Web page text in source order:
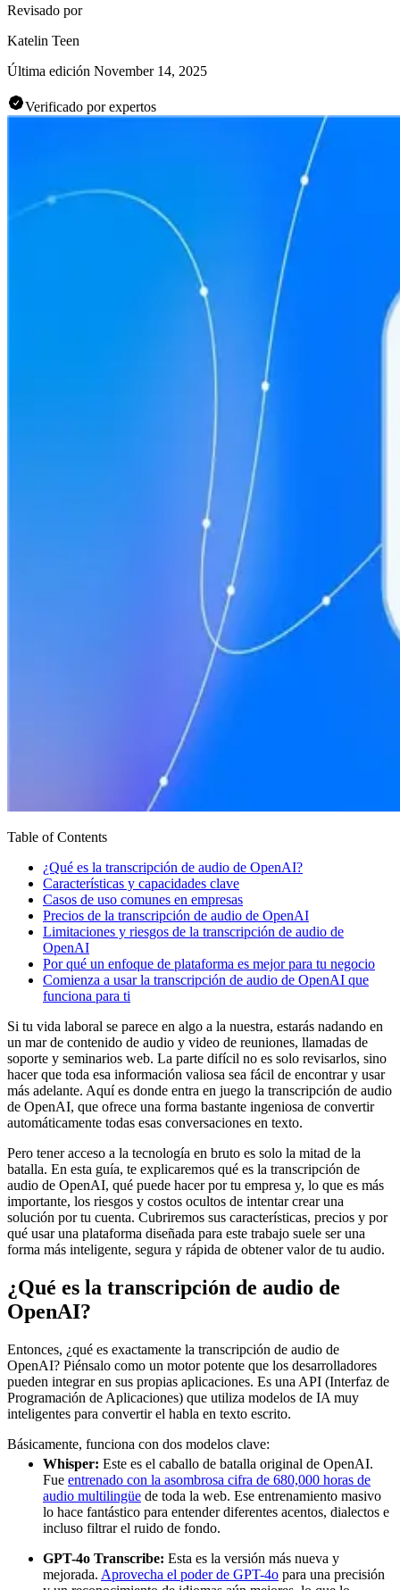
Revisado por
Katelin Teen
Última edición November 14, 2025
Verificado por expertos
Table of Contents
¿Qué es la transcripción de audio de OpenAI?
Características y capacidades clave
Casos de uso comunes en empresas
Precios de la transcripción de audio de OpenAI
Limitaciones y riesgos de la transcripción de audio de
OpenAI
Por qué un enfoque de plataforma es mejor para tu negocio
Comienza a usar la transcripción de audio de OpenAI que
funciona para ti
Si tu vida laboral se parece en algo a la nuestra, estarás nadando en
un mar de contenido de audio y video de reuniones, llamadas de
soporte y seminarios web. La parte difícil no es solo revisarlos, sino
hacer que toda esa información valiosa sea fácil de encontrar y usar
más adelante. Aquí es donde entra en juego la transcripción de audio
de OpenAI, que ofrece una forma bastante ingeniosa de convertir
automáticamente todas esas conversaciones en texto.
Pero tener acceso a la tecnología en bruto es solo la mitad de la
batalla. En esta guía, te explicaremos qué es la transcripción de
audio de OpenAI, qué puede hacer por tu empresa y, lo que es más
importante, los riesgos y costos ocultos de intentar crear una
solución por tu cuenta. Cubriremos sus características, precios y por
qué usar una plataforma diseñada para este trabajo suele ser una
forma más inteligente, segura y rápida de obtener valor de tu audio.
¿Qué es la transcripción de audio de
OpenAI?
Entonces, ¿qué es exactamente la transcripción de audio de
OpenAI? Piénsalo como un motor potente que los desarrolladores
pueden integrar en sus propias aplicaciones. Es una API (Interfaz de
Programación de Aplicaciones) que utiliza modelos de IA muy
inteligentes para convertir el habla en texto escrito.
Básicamente, funciona con dos modelos clave:
Whisper: Este es el caballo de batalla original de OpenAI.
Fue entrenado con la asombrosa cifra de 680,000 horas de
audio multilingüe de toda la web. Ese entrenamiento masivo
lo hace fantástico para entender diferentes acentos, dialectos e
incluso filtrar el ruido de fondo.
GPT-4o Transcribe: Esta es la versión más nueva y
mejorada. Aprovecha el poder de GPT-4o para una precisión